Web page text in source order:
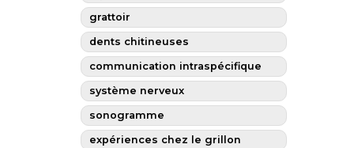
grattoir
dents chitineuses
communication intraspécifique
système nerveux
sonogramme
expériences chez le grillon